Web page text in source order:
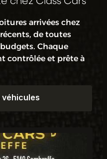
arrivées chez
de toutes
Chaque
contrôlée et prête à